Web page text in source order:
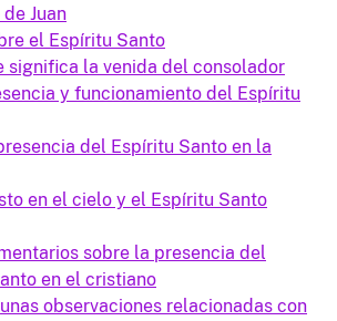
Juan
el Espíritu Santo
significa la venida del consolador
y funcionamiento del Espíritu
del Espíritu Santo en la
en el cielo y el Espíritu Santo
sobre la presencia del
en el cristiano
observaciones relacionadas con